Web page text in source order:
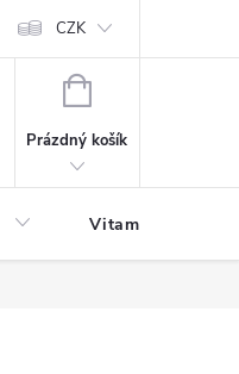
Formulář pro odstoupení od
CZK
NÁKUPNÍ
Prázdný košík
Vitamíny a